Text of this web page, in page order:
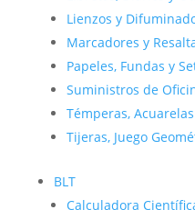
Lienzos y
Marcadores y
Papeles, Fundas y
Suministros de
Témperas,
Tijeras, Juego
BLT
Calculadora